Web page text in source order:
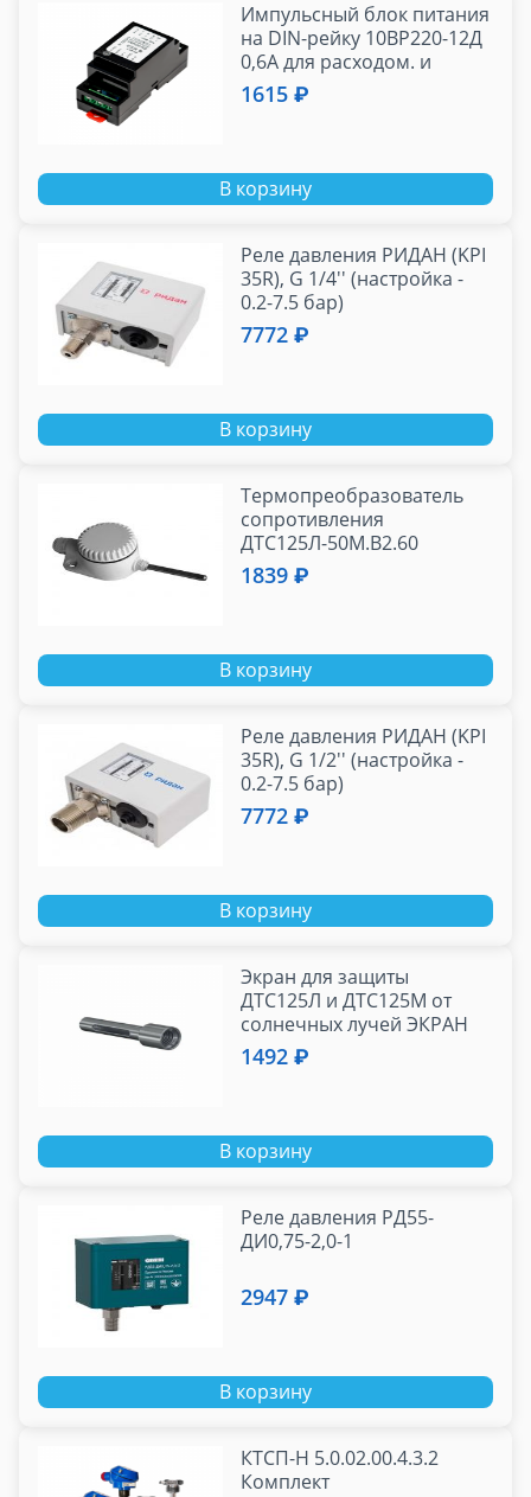
Импульсный блок питания
на DIN-рейку 10ВР220-12Д
0,6А для расходом. и
тепловыч. (220В-50Гц/12В)
1615 ₽
В корзину
Реле давления РИДАН (KPI
35R), G 1/4'' (настройка -
0.2-7.5 бар)
7772 ₽
В корзину
Термопреобразователь
сопротивления
ДТС125Л-50М.В2.60
1839 ₽
В корзину
Реле давления РИДАН (KPI
35R), G 1/2'' (настройка -
0.2-7.5 бар)
7772 ₽
В корзину
Экран для защиты
ДТС125Л и ДТС125М от
солнечных лучей ЭКРАН
01
1492 ₽
В корзину
Реле давления РД55-
ДИ0,75-2,0-1
2947 ₽
В корзину
КТСП-Н 5.0.02.00.4.3.2
Комплект